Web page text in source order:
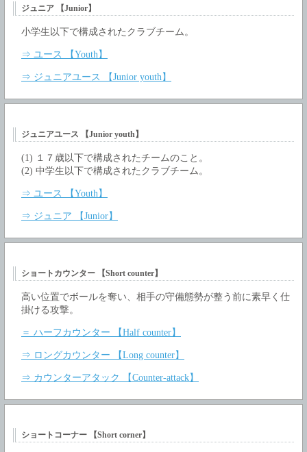
ジュニア 【Junior】
小学生以下で構成されたクラブチーム。
⇒ ユース 【Youth】
⇒ ジュニアユース 【Junior youth】
ジュニアユース 【Junior youth】
(1) １７歳以下で構成されたチームのこと。
(2) 中学生以下で構成されたクラブチーム。
⇒ ユース 【Youth】
⇒ ジュニア 【Junior】
ショートカウンター 【Short counter】
高い位置でボールを奪い、相手の守備態勢が整う前に素早く仕
掛ける攻撃。
＝ ハーフカウンター 【Half counter】
⇒ ロングカウンター 【Long counter】
⇒ カウンターアタック 【Counter-attack】
ショートコーナー 【Short corner】